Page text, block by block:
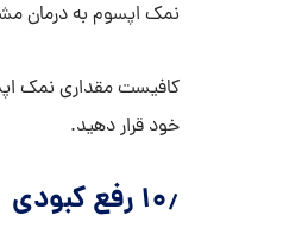
نمک اپسوم به درمان
کافیست مقداری نمک
خود قرار دهید.
۱۰٫ رفع کبودی